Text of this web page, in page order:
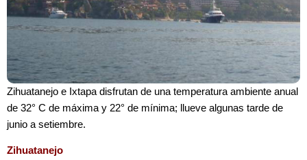
Zihuatanejo e Ixtapa disfrutan de una temperatura ambiente anual
de 32° C de máxima y 22° de mínima; llueve algunas tarde de
junio a setiembre.
Zihuatanejo